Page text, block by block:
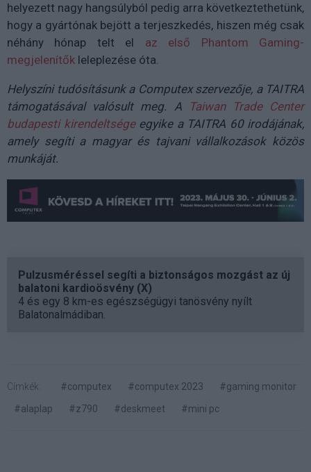
helyezett nagy hangsúlyból pedig arra következtethetünk,
hogy a gyártónak bejött a terjeszkedés, hiszen még csak
néhány hónap telt el az első Phantom Gaming-
megjelenítők leleplezése óta.
Helyszíni tudósításunk a Computex szervezője, a TAITRA
támogatásával valósult meg. A
Taiwan Trade Center
budapesti kirendeltségeegyike a TAITRA 60 irodájának,
amely segíti a magyar és tajvani vállalkozások közös
munkáját.
Pulzusméréssel segíti a biztonságos mozgást az új
balatoni kardioösvény (X)
4 és egy 8 km-es egészségügyi tanösvény nyílt
Balatonalmádiban.
Címkék: #computex #computex 2023
#gaming monitor
#alaplap
#z790 #deskmeet #mini pc